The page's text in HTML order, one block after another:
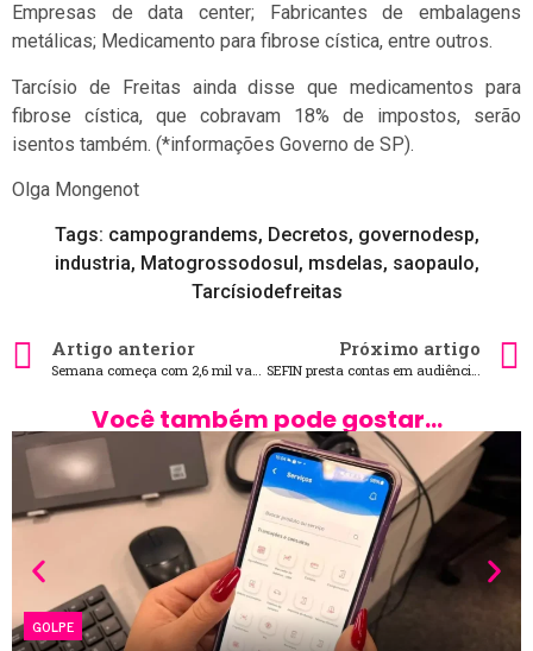
Empresas de data center; Fabricantes de embalagens
metálicas; Medicamento para fibrose cística, entre outros.
Tarcísio de Freitas ainda disse que medicamentos para
fibrose cística, que cobravam 18% de impostos, serão
isentos também. (*informações Governo de SP).
Olga Mongenot
Tags: campograndems, Decretos, governodesp,
industria, Matogrossodosul , msdelas, saopaulo,
Tarcísiodefreitas
Artigo anterior Próximo artigo
Você também pode gostar...
GOLPE